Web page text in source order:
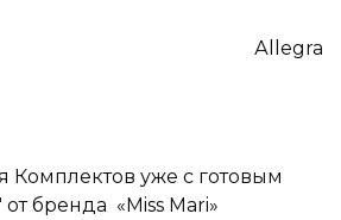
Аllegra
Комплектов уже с готовым
бренда «Miss Mari»